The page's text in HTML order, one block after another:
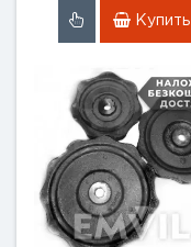
Купить